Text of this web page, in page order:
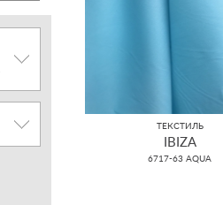
ТЕКСТИЛЬ
IBIZA
6717-63 AQUA